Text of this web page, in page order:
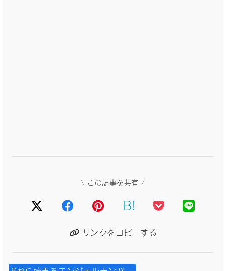
\ この記事を共有 /
B!
リンクをコピーする